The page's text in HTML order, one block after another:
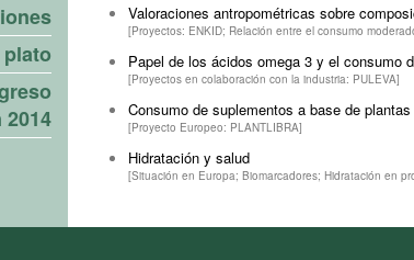
Valoraciones antropométricas sobre
[Proyectos: ENKID; Relación entre el consumo
Papel de los ácidos omega 3 y el consumo
[Proyectos en colaboración con la industria: PULEVA]
Consumo de suplementos a base de
[Proyecto Europeo: PLANTLIBRA]
Hidratación y salud
[Situación en Europa; Biomarcadores; Hidratación en